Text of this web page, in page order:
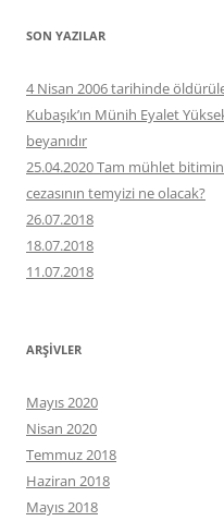
SON YAZILAR
4 Nisan 2006 tarihinde
Kubaşık’ın Münih Eyalet
beyanıdır
25.04.2020 Tam mühlet
cezasının temyizi ne olacak?
26.07.2018
18.07.2018
11.07.2018
ARŞIVLER
Mayıs 2020
Nisan 2020
Temmuz 2018
Haziran 2018
Mayıs 2018